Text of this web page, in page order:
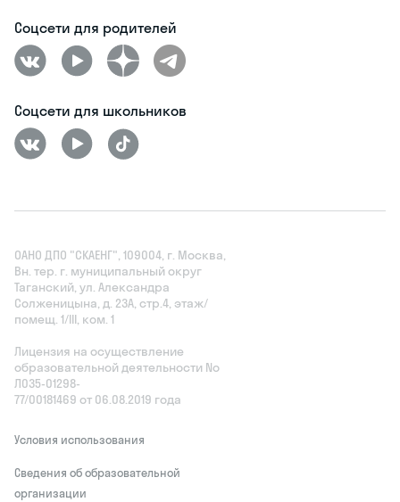
Соцсети для родителей
Соцсети для школьников
ОАНО ДПО "СКАЕНГ", 109004, г. Москва,
Вн. тер. г. муниципальный округ
Таганский, ул. Александра
Солженицына, д. 23А, стр.4, этаж/
помещ. 1/III, ком. 1
Лицензия на осуществление
образовательной деятельности No
Л035‑01298-
77/00181469 от 06.08.2019 года
Условия использования
Сведения об образовательной
организации